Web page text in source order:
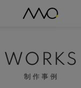
WORKS
制作事例